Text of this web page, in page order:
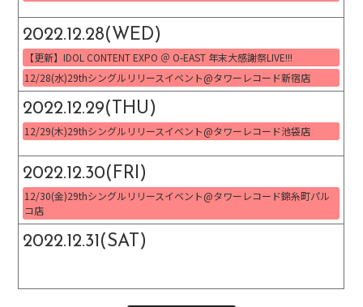
2022.12.28(WED)
【更新】IDOL CONTENT EXPO ＠ O-EAST 年末大感謝祭LIVE!!!
12/28(水)29thシングルリリースイベント@タワーレコード新宿店
2022.12.29(THU)
12/29(木)29thシングルリリースイベント@タワーレコード池袋店
2022.12.30(FRI)
12/30(金)29thシングルリリースイベント@タワーレコード錦糸町パル
コ店
2022.12.31(SAT)